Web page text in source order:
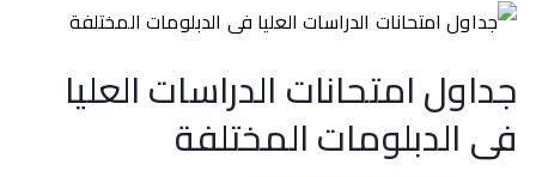
جداول امتحانات الدراسات العليا
فى الدبلومات المختلفة